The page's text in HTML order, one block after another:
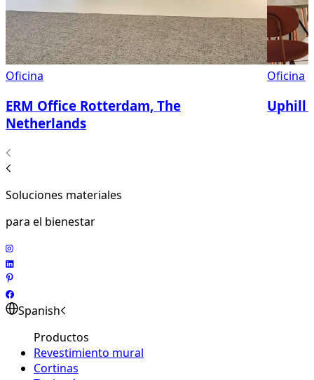
Oficina
ERM Office Rotterdam, The
Netherlands
Oficina
Uphill
Soluciones materiales
para el bienestar
Spanish
Productos
Revestimiento mural
Cortinas